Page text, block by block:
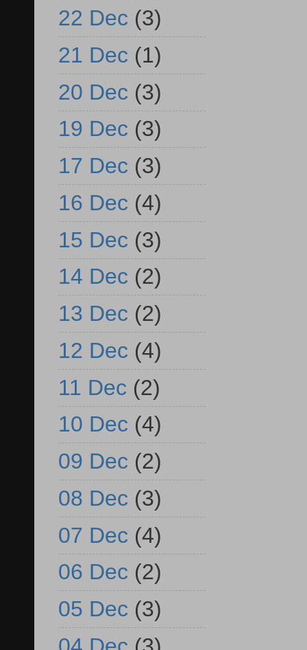
22 Dec (3)
21 Dec (1)
20 Dec (3)
19 Dec (3)
17 Dec (3)
16 Dec (4)
15 Dec (3)
14 Dec (2)
13 Dec (2)
12 Dec (4)
11 Dec (2)
10 Dec (4)
09 Dec (2)
08 Dec (3)
07 Dec (4)
06 Dec (2)
05 Dec (3)